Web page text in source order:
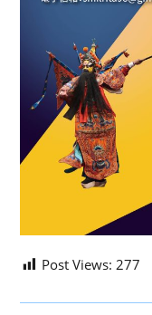
Post Views: 277